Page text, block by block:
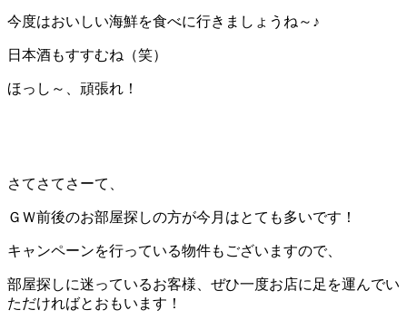
今度はおいしい海鮮を食べに行きましょうね～♪
日本酒もすすむね（笑）
ほっし～、頑張れ！
さてさてさーて、
ＧＷ前後のお部屋探しの方が今月はとても多いです！
キャンペーンを行っている物件もございますので、
部屋探しに迷っているお客様、ぜひ一度お店に足を運んでい
ただければとおもいます！